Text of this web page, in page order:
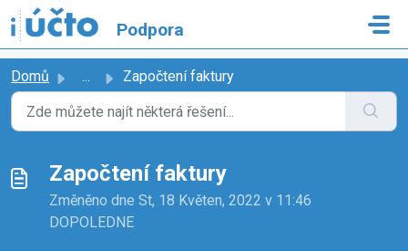
Přeskočit na hlavní obsah
Podpora
Domů ... Započtení faktury
Započtení faktury
Změněno dne St, 18 Květen, 2022 v 11:46
DOPOLEDNE